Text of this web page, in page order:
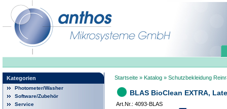
Kategorien
Photometer/Washer
Software/Zubehör
Service
Startseite » Katalog » Schutzbekleidung
BLAS BioClean EXTRA,
Art.Nr.: 4093-BLAS